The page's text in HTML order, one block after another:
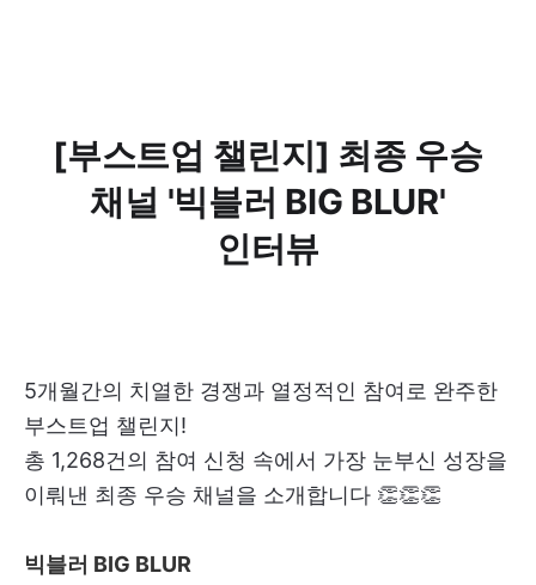
[부스트업 챌린지] 최종 우승
채널 '빅블러 BIG BLUR'
인터뷰
5개월간의 치열한 경쟁과 열정적인 참여로 완주한
부스트업 챌린지!
총 1,268건의 참여 신청 속에서 가장 눈부신 성장을
이뤄낸 최종 우승 채널을 소개합니다 👏👏👏
빅블러 BIG BLUR